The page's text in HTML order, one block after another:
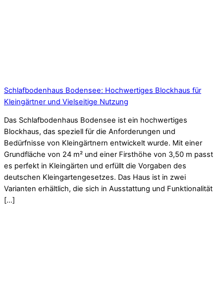
Schlafbodenhaus Bodensee: Hochwertiges Blockhaus für
Kleingärtner und Vielseitige Nutzung
Das Schlafbodenhaus Bodensee ist ein hochwertiges
Blockhaus, das speziell für die Anforderungen und
Bedürfnisse von Kleingärtnern entwickelt wurde. Mit einer
Grundfläche von 24 m² und einer Firsthöhe von 3,50 m passt
es perfekt in Kleingärten und erfüllt die Vorgaben des
deutschen Kleingartengesetzes. Das Haus ist in zwei
Varianten erhältlich, die sich in Ausstattung und Funktionalität
[…]